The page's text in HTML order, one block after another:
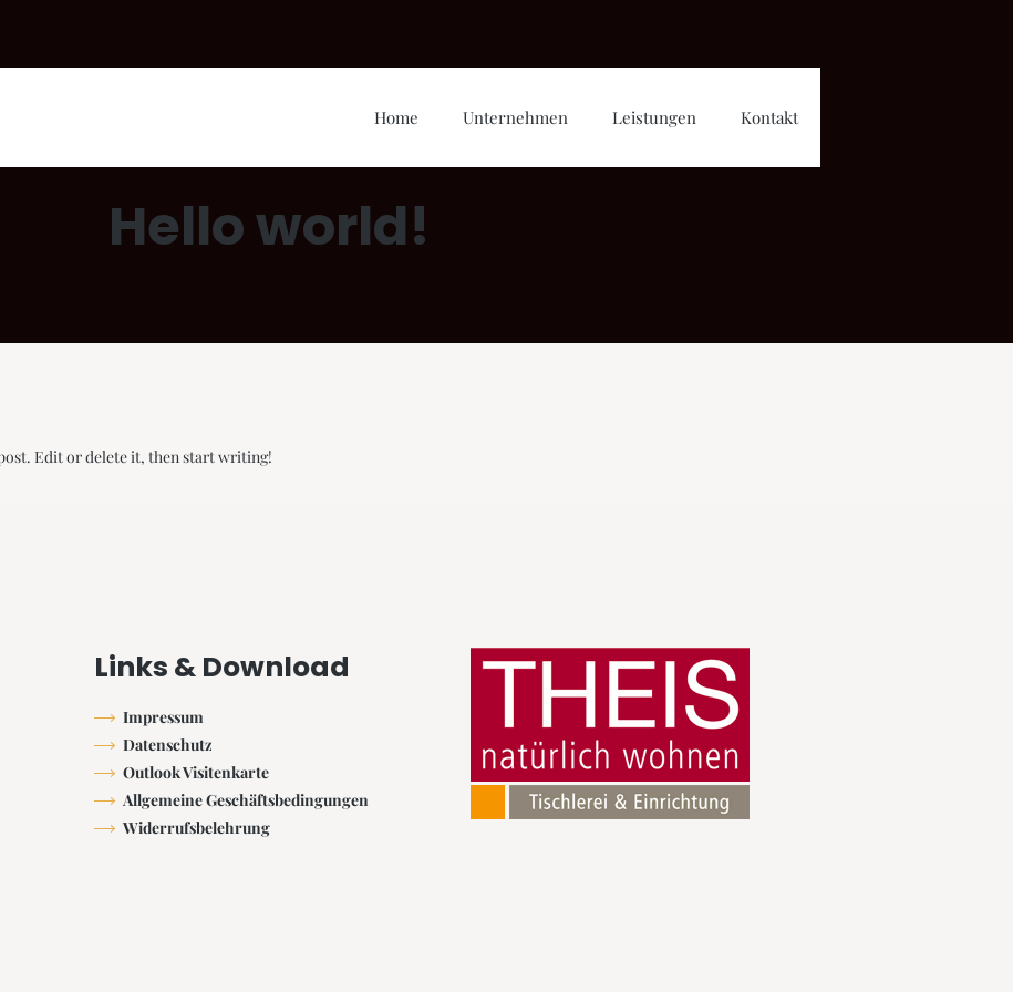
Home Unternehmen Leistungen Kontakt
Hello world!
Edit or delete it, then start writing!
Links & Download
Impressum
Datenschutz
Outlook Visitenkarte
Allgemeine Geschäftsbedingungen
Widerrufsbelehrung